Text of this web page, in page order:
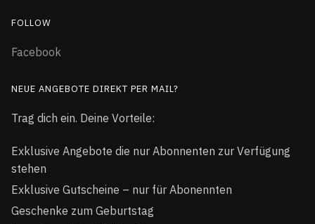
FOLLOW
Facebook
NEUE ANGEBOTE DIREKT PER MAIL?
Trag dich ein. Deine Vorteile:
Exklusive Angebote die nur Abonnenten zur Verfügung
stehen
Exklusive Gutscheine – nur für Abonennten
Geschenke zum Geburtstag